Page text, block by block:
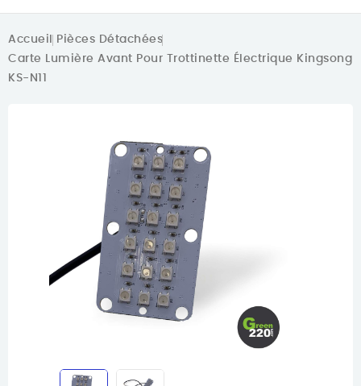
Accueil
Pièces Détachées
Carte Lumière Avant Pour Trottinette Électrique Kingsong
KS-N11